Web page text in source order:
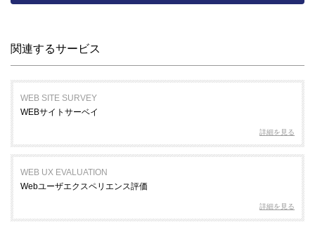
関連するサービス
WEB SITE SURVEY
WEBサイトサーベイ
詳細を見る
WEB UX EVALUATION
Webユーザエクスペリエンス評価
詳細を見る